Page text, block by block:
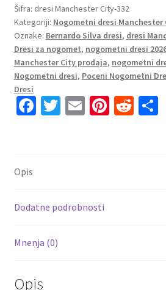
City
Domači
2026-
27
Otroški
dresi
kompleti
količina
Šifra: dresi Manchester City-332
Kategoriji: Nogometni dresi Manchester
Oznake: Bernardo Silva dresi, dresi
Dresi za nogomet, nogometni dresi
Manchester City prodaja, nogometni
Nogometni dresi, Poceni Nogometni
Dresi
Fa
k
T E Pi R S
Opis
Dodatne podrobnosti
Mnenja (0)
Opis